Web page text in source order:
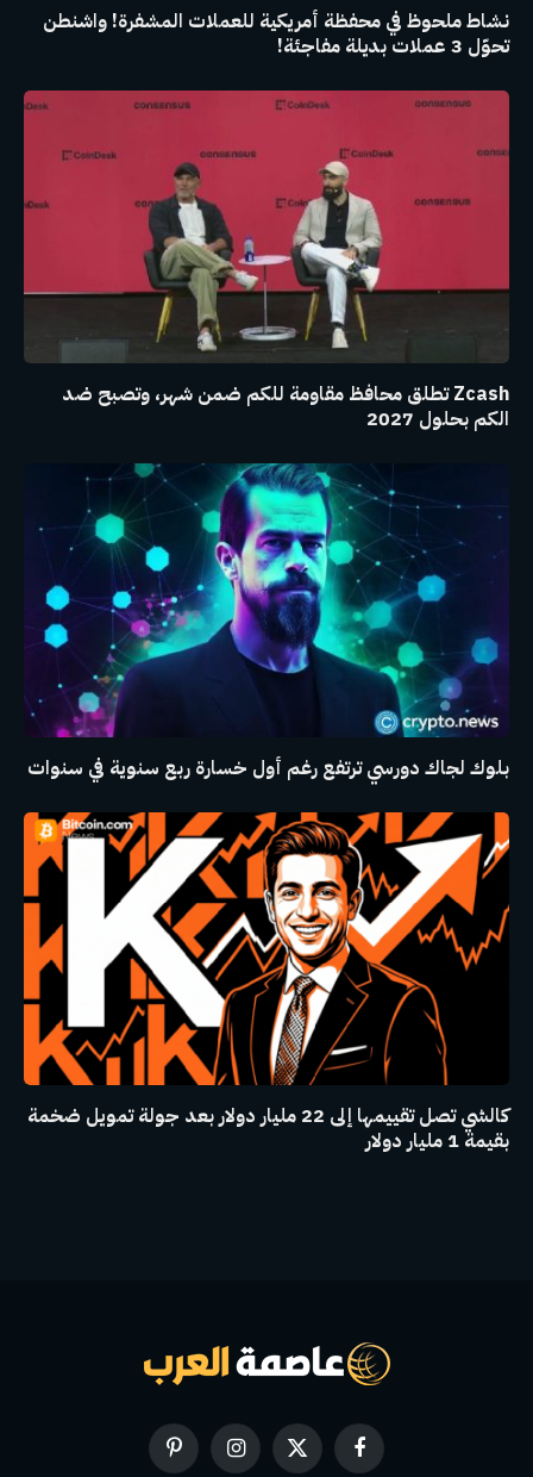
نشاط ملحوظ في محفظة أمريكية للعملات المشفرة! واشنطن
تحوّل 3 عملات بديلة مفاجئة!
Zcash تطلق محافظ مقاومة للكم ضمن شهر، وتصبح ضد
الكم بحلول 2027
بلوك لجاك دورسي ترتفع رغم أول خسارة ربع سنوية في سنوات
كالشي تصل تقييمها إلى 22 مليار دولار بعد جولة تمويل ضخمة
بقيمة 1 مليار دولار
فيسبوك
X
الانستغرامبينتيريست